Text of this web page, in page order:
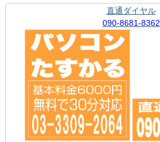
直通ダイヤル
090-8681-8362